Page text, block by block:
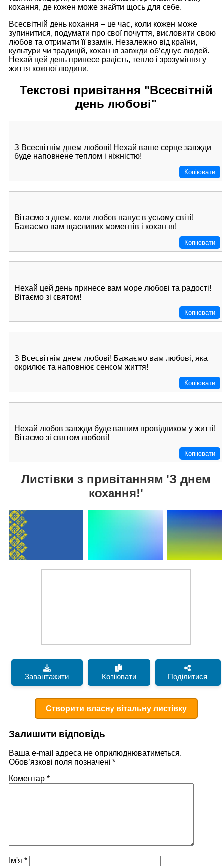
кохання, де кожен може знайти щось для себе.
Всесвітній день кохання – це час, коли кожен може
зупинитися, подумати про свої почуття, висловити свою
любов та отримати її взамін. Незалежно від країни,
культури чи традицій, кохання завжди об’єднує людей.
Нехай цей день принесе радість, тепло і зрозуміння у
життя кожної людини.
Текстові привітання "Всесвітній
день любові"
З Всесвітнім днем любові! Нехай ваше серце завжди
буде наповнене теплом і ніжністю!
Копіювати
Вітаємо з днем, коли любов панує в усьому світі!
Бажаємо вам щасливих моментів і кохання!
Копіювати
Нехай цей день принесе вам море любові та радості!
Вітаємо зі святом!
Копіювати
З Всесвітнім днем любові! Бажаємо вам любові, яка
окрилює та наповнює сенсом життя!
Копіювати
Нехай любов завжди буде вашим провідником у житті!
Вітаємо зі святом любові!
Копіювати
Листівки з привітанням 'З днем
кохання!'
Завантажити Копіювати Поділитися
Створити власну вітальну листівку
Залишити відповідь
Ваша e-mail адреса не оприлюднюватиметься.
Обов’язкові поля позначені *
Коментар *
Ім'я *